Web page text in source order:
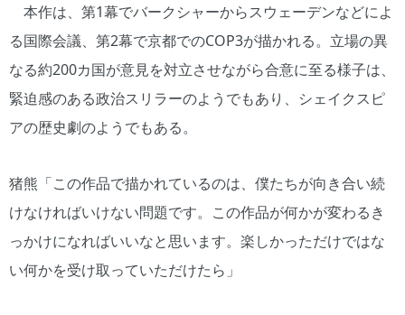
本作は、第1幕でバークシャーからスウェーデンなどによ
る国際会議、第2幕で京都でのCOP3が描かれる。立場の異
なる約200カ国が意見を対立させながら合意に至る様子は、
緊迫感のある政治スリラーのようでもあり、シェイクスピ
アの歴史劇のようでもある。
猪熊「この作品で描かれているのは、僕たちが向き合い続
けなければいけない問題です。この作品が何かが変わるき
っかけになればいいなと思います。楽しかっただけではな
い何かを受け取っていただけたら」